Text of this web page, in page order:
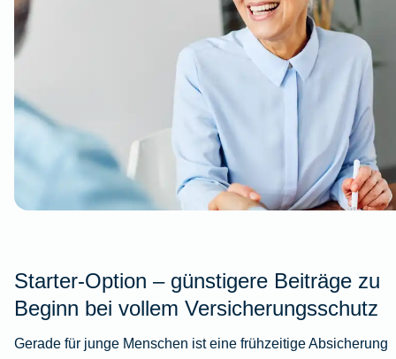
Starter-Option – günstigere Beiträge zu
Beginn bei vollem Versicherungsschutz
Gerade für junge Menschen ist eine frühzeitige Absicherung